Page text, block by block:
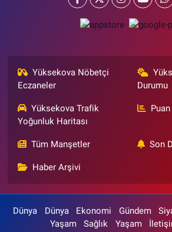
Yüksekova Nöbetçi
Eczaneler
Durumu
Yüksekova Trafik
Yoğunluk Haritası
Tüm Manşetler Son
Haber Arşivi
Dünya Dünya Ekonomi Gündem
Yaşam
Sağlık Yaşam